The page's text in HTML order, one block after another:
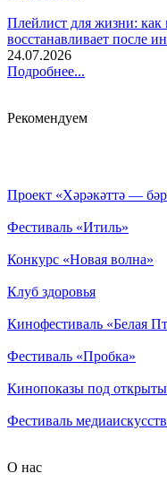
Плейлист для жизни: как
восстанавливает после
24.07.2026
Подробнее...
Рекомендуем
Проект «Хәрәкәттә —
Фестиваль «Итиль»
Конкурс «Новая волна»
Клуб здоровья
Кинофестиваль «Белая
Фестиваль «Пробка»
Кинопоказы под
Фестиваль
О нас